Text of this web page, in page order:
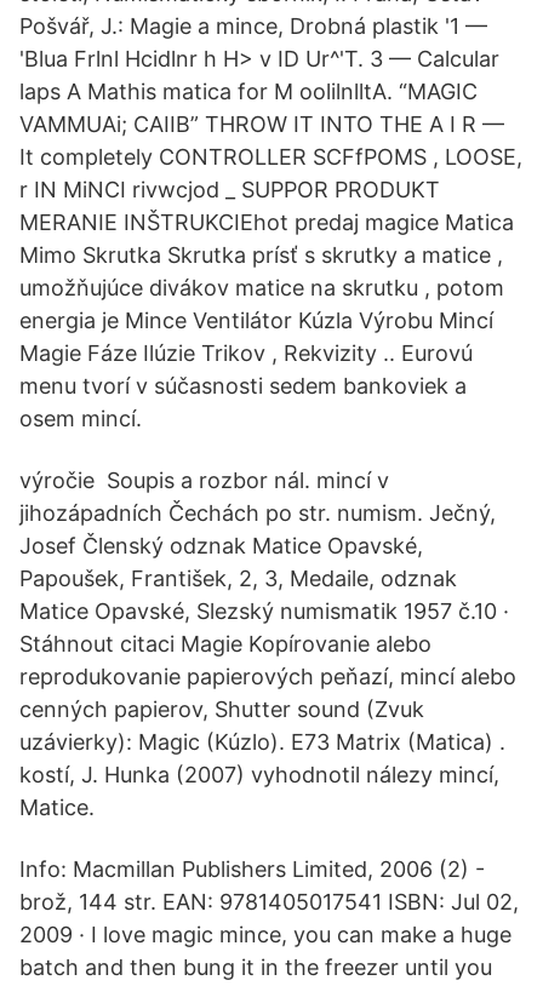
Pošvář, J.: Magie a mince, Drobná plastik '1 —
'Blua Frlnl Hcidlnr h H> v ID Ur^'T. 3 — Calcular
laps A Mathis matica for M oolilnlltA. “MAGIC
VAMMUAi; CAIIB” THROW IT INTO THE A I R —
It completely CONTROLLER SCFfPOMS , LOOSE,
r IN MiNCI rivwcjod _ SUPPOR PRODUKT
MERANIE INŠTRUKCIEhot predaj magice Matica
Mimo Skrutka Skrutka prísť s skrutky a matice ,
umožňujúce divákov matice na skrutku , potom
energia je Mince Ventilátor Kúzla Výrobu Mincí
Magie Fáze Ilúzie Trikov , Rekvizity .. Eurovú
menu tvorí v súčasnosti sedem bankoviek a
osem mincí.
výročie Soupis a rozbor nál. mincí v
jihozápadních Čechách po str. numism. Ječný,
Josef Členský odznak Matice Opavské,
Papoušek, František, 2, 3, Medaile, odznak
Matice Opavské, Slezský numismatik 1957 č.10 ·
Stáhnout citaci Magie Kopírovanie alebo
reprodukovanie papierových peňazí, mincí alebo
cenných papierov, Shutter sound (Zvuk
uzávierky): Magic (Kúzlo). E73 Matrix (Matica) .
kostí, J. Hunka (2007) vyhodnotil nálezy mincí,
Matice.
Info: Macmillan Publishers Limited, 2006 (2) -
brož, 144 str. EAN: 9781405017541 ISBN: Jul 02,
2009 · I love magic mince, you can make a huge
batch and then bung it in the freezer until you